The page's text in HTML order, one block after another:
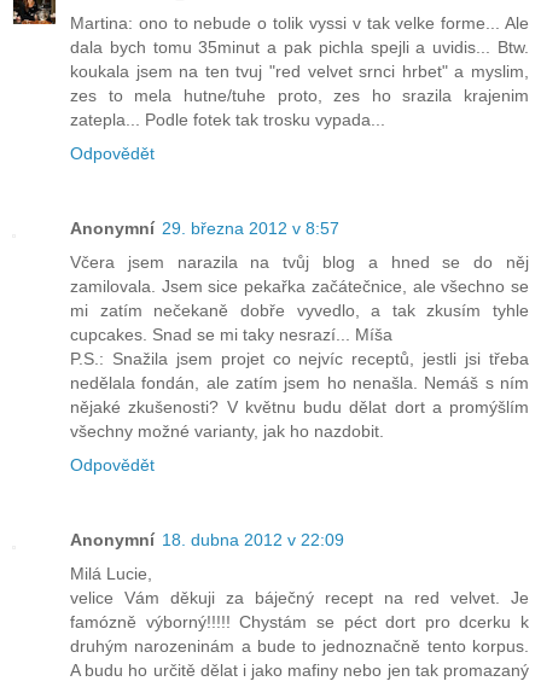
Martina: ono to nebude o tolik vyssi v tak velke forme... Ale
dala bych tomu 35minut a pak pichla spejli a uvidis... Btw.
koukala jsem na ten tvuj "red velvet srnci hrbet" a myslim,
zes to mela hutne/tuhe proto, zes ho srazila krajenim
zatepla... Podle fotek tak trosku vypada...
Odpovědět
Anonymní 29. března 2012 v 8:57
Včera jsem narazila na tvůj blog a hned se do něj
zamilovala. Jsem sice pekařka začátečnice, ale všechno se
mi zatím nečekaně dobře vyvedlo, a tak zkusím tyhle
cupcakes. Snad se mi taky nesrazí... Míša
P.S.: Snažila jsem projet co nejvíc receptů, jestli jsi třeba
nedělala fondán, ale zatím jsem ho nenašla. Nemáš s ním
nějaké zkušenosti? V květnu budu dělat dort a promýšlím
všechny možné varianty, jak ho nazdobit.
Odpovědět
Anonymní 18. dubna 2012 v 22:09
Milá Lucie,
velice Vám děkuji za báječný recept na red velvet. Je
famózně výborný!!!!! Chystám se péct dort pro dcerku k
druhým narozeninám a bude to jednoznačně tento korpus.
A budu ho určitě dělat i jako mafiny nebo jen tak promazaný